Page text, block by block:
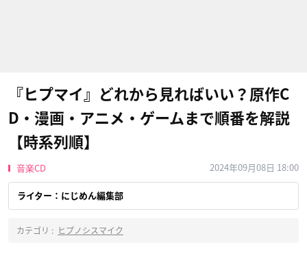
『ヒプマイ』どれから見ればいい？原作C
D・漫画・アニメ・ゲームまで順番を解説
【時系列順】
音楽CD 2024年09月08日 18:00
ライター：にじめん編集部
カテゴリ : ヒプノシスマイク